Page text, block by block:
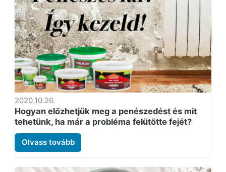
2020.10.26.
Hogyan előzhetjük meg a penészedést és mit
tehetünk, ha már a probléma felütötte fejét?
Olvass tovább